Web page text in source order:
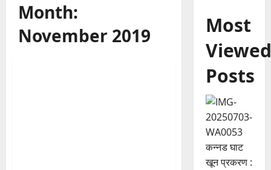
Month:
November 2019
Most
Viewed
Posts
कन्नड घाट
खून प्रकरण :